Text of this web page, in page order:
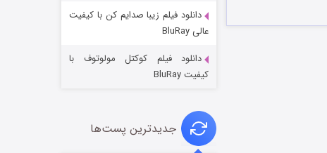
جادوگری در مغولستان
دانلود فیلم زیبا صدایم کن با کیفیت
عالی BluRay
دانلود فیلم کوکتل مولوتوف با
کیفیت BluRay
جدیدترین پست‌ها